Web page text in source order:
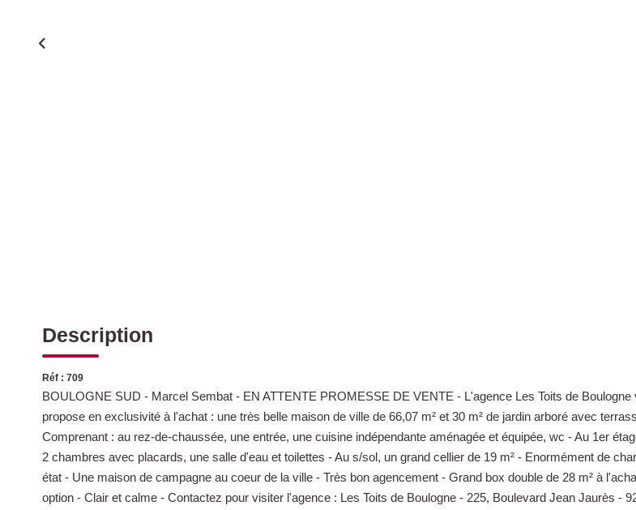
Description
Réf : 709
BOULOGNE SUD - Marcel Sembat - EN ATTENTE PROMESSE DE VENTE - L'agence Les Toits de Boulogne
propose en exclusivité à l'achat : une très belle maison de ville de 66,07 m² et 30 m² de jardin arboré avec
Comprenant : au rez-de-chaussée, une entrée, une cuisine indépendante aménagée et équipée, wc - Au 1er
2 chambres avec placards, une salle d'eau et toilettes - Au s/sol, un grand cellier de 19 m² - Enormément de
état - Une maison de campagne au coeur de la ville - Très bon agencement - Grand box double de 28 m² à
option - Clair et calme - Contactez pour visiter l'agence : Les Toits de Boulogne - 225, Boulevard Jean Jaurès -